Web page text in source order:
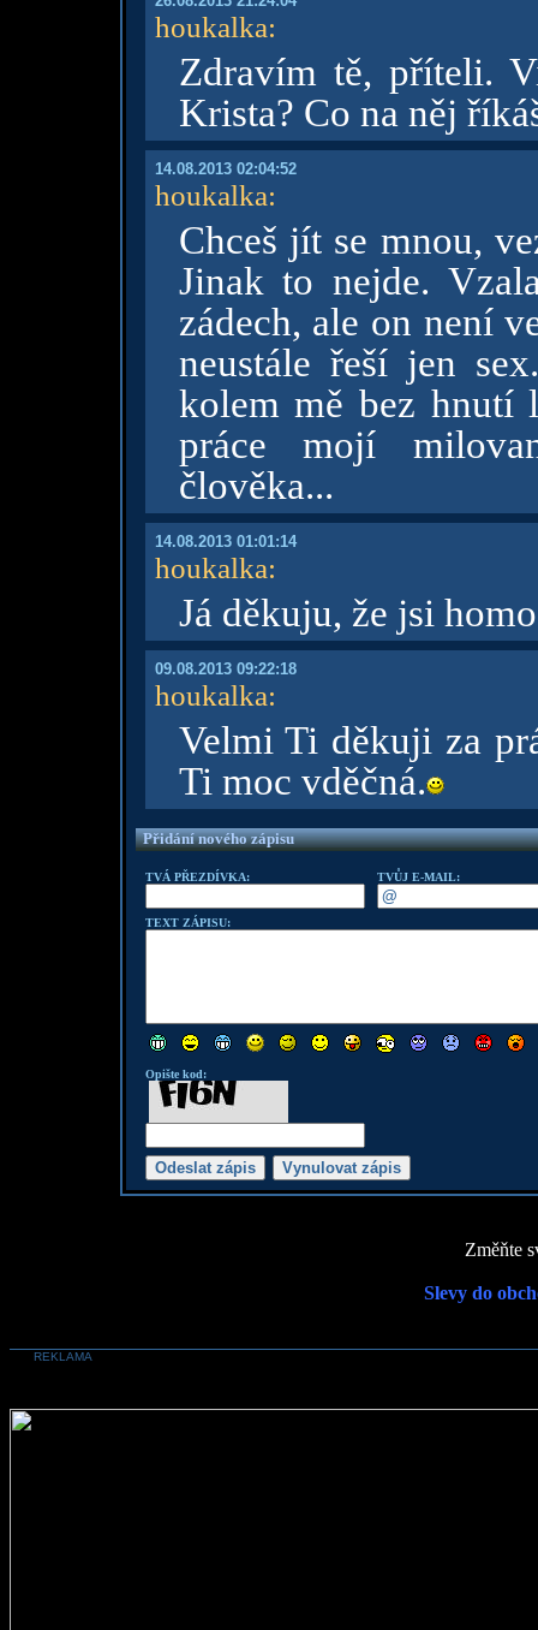
houkalka:
Zdravím tě, příteli.
Krista? Co na něj
14.08.2013 02:04:52
houkalka:
Chceš jít se mnou,
Jinak to nejde.
zádech, ale on není
neustále řeší jen
kolem mě bez hnutí
práce mojí
člověka...
14.08.2013 01:01:14
houkalka:
Já děkuju, že jsi
09.08.2013 09:22:18
houkalka:
Velmi Ti děkuji za
Ti moc vděčná.
Přidání nového zápisu
TVÁ PŘEZDÍVKA: TVŮJ E-MAIL:
TEXT ZÁPISU:
Opište kod:
Změňte
Slevy do
REKLAMA